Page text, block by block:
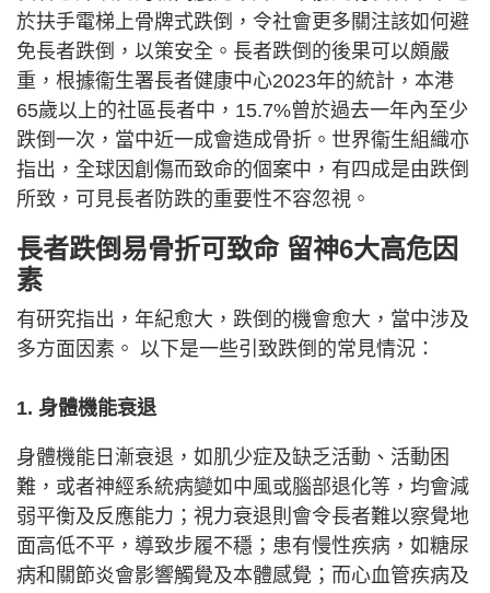
於扶手電梯上骨牌式跌倒，令社會更多關注該如何避
免長者跌倒，以策安全。長者跌倒的後果可以頗嚴
重，根據衞生署長者健康中心2023年的統計，本港
65歲以上的社區長者中，15.7%曾於過去一年內至少
跌倒一次，當中近一成會造成骨折。世界衞生組織亦
指出，全球因創傷而致命的個案中，有四成是由跌倒
所致，可見長者防跌的重要性不容忽視。
長者跌倒易骨折可致命 留神6大高危因
素
有研究指出，年紀愈大，跌倒的機會愈大，當中涉及
多方面因素。 以下是一些引致跌倒的常見情況：
1. 身體機能衰退
身體機能日漸衰退，如肌少症及缺乏活動、活動困
難，或者神經系統病變如中風或腦部退化等，均會減
弱平衡及反應能力；視力衰退則會令長者難以察覺地
面高低不平，導致步履不穩；患有慢性疾病，如糖尿
病和關節炎會影響觸覺及本體感覺；而心血管疾病及